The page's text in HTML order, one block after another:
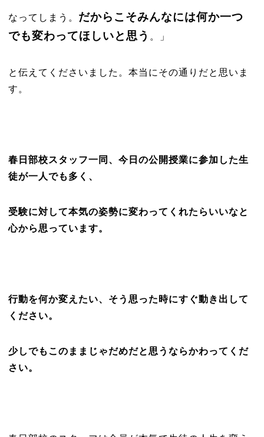
なってしまう。 だからこそみんなには何か一つ
でも変わってほしいと思う 。」
と伝えてくださいました。本当にその通りだと思いま
す。
春日部校スタッフ一同、今日の公開授業に参加した生
徒が一人でも多く、
受験に対して本気の姿勢に変わってくれたらいいなと
心から思っています。
行動を何か変えたい、そう思った時にすぐ動き出して
ください。
少しでもこのままじゃだめだと思うならかわってくだ
さい。